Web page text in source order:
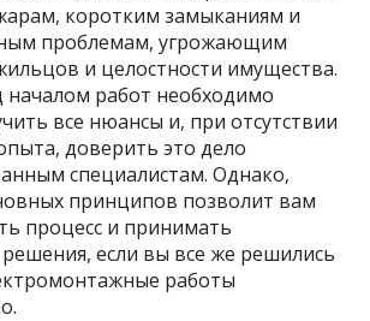
коротким замыканиям и
проблемам, угрожающим
и целостности имущества.
началом работ необходимо
все нюансы и, при отсутствии
доверить это дело
специалистам. Однако,
принципов позволит вам
процесс и принимать
если вы все же решились
работы